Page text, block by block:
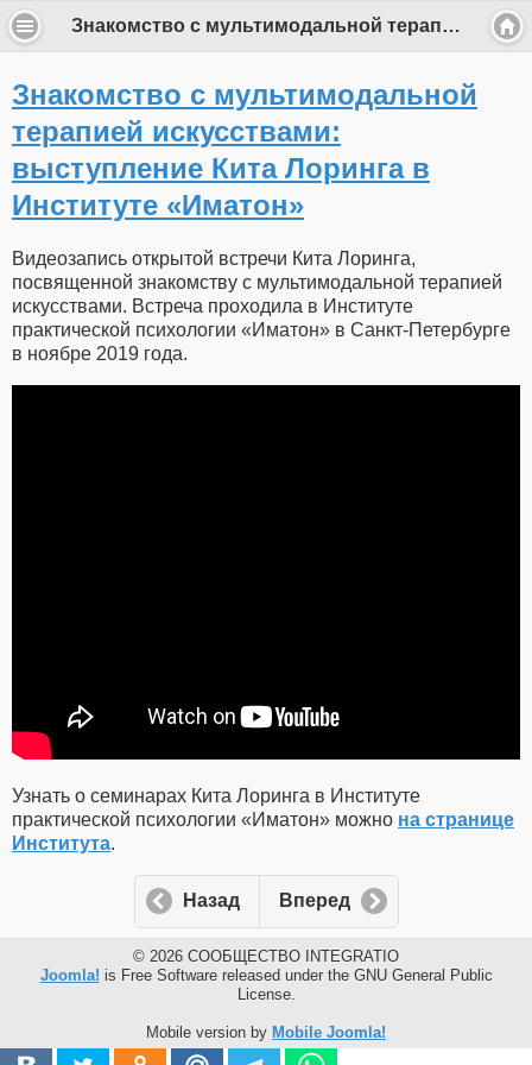
Знакомство с мультимодальной терапией искусствами: выступление Кита Лоринга в Институте «Иматон» - СООБЩЕСТВО INTEGRATIO
Знакомство с мультимодальной
терапией искусствами:
выступление Кита Лоринга в
Институте «Иматон»
Видеозапись открытой встречи Кита Лоринга,
посвященной знакомству с мультимодальной терапией
искусствами. Встреча проходила в Институте
практической психологии «Иматон» в Санкт-Петербурге
в ноябре 2019 года.
Узнать о семинарах Кита Лоринга в Институте
практической психологии «Иматон» можно на странице
Института.
Назад Вперед
© 2026 СООБЩЕСТВО INTEGRATIO
Joomla! is Free Software released under the GNU General Public
License.
Mobile version by Mobile Joomla!